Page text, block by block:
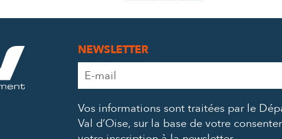
NEWSLETTER
Adresse
e-
*
Vos informations sont traitées par le
Val d’Oise, sur la base de votre